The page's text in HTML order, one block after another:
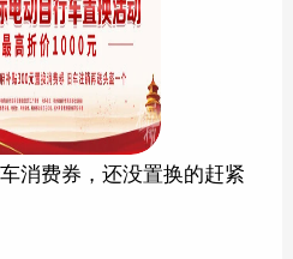
消费券，还没置换的赶紧